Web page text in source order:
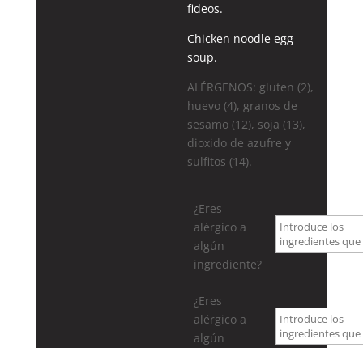
fideos.
Chicken noodle egg
soup.
ALÉRGENOS: gluten (2),
huevo (4), granos de
sesamo (12), soja (13),
dioxido de azufre y
sulfitos (14).
¿Eres
alérgico a
algún
ingrediente?
¿Eres
alérgico a
algún